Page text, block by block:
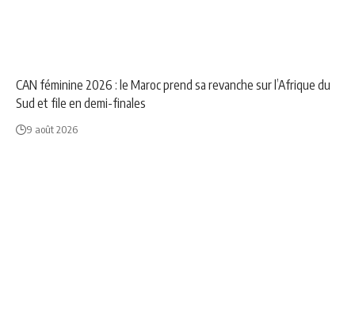
CAN féminine 2026 : le Maroc prend sa revanche sur l’Afrique du
Sud et file en demi-finales
9 août 2026